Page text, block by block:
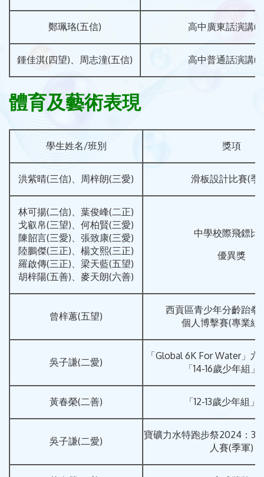
鄭珮珞(五信) 高中廣東話演講(
鍾佳淇(四望)、周志潼(五信) 高中普通話演講(
體育及藝術表現
學生姓名/班別 獎項
洪紫晴(三信)、周梓朗(三愛) 滑板設計比賽(季
林可揚(二信)、葉俊峰(二正)
戈叡帛(三望)、何柏賢(三愛)
陳韶言(三愛)、張致康(三愛)
陸鵬傑(三正)、楊文熙(三正)
羅啟傳(三正)、梁天藍(五望)
胡梓陽(五善)、麥天朗(六善)
中學校際飛鏢比
優異獎
曾梓蕙(五望)
西貢區青少年分齡跆拳
個人博擊賽(專業組
吳子謙(二愛)
「Global 6K For Water」
「14-16歲少年組」
黃春榮(二善) 「12-13歲少年組」
吳子謙(二愛)
寶礦力水特跑步祭2024：3
人賽(季軍)